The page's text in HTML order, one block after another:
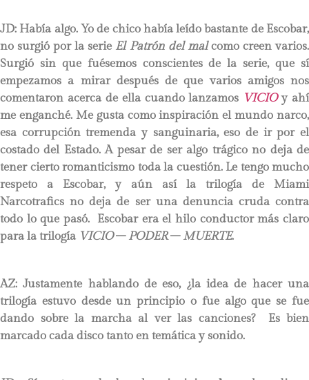
JD: Había algo. Yo de chico había leído bastante de Escobar,
no surgió por la serie El Patrón del malcomo creen varios.
Surgió sin que fuésemos conscientes de la serie, que sí
empezamos a mirar después de que varios amigos nos
comentaron acerca de ella cuando lanzamos VICIOy ahí
me enganché. Me gusta como inspiración el mundo narco,
esa corrupción tremenda y sanguinaria, eso de ir por el
costado del Estado. A pesar de ser algo trágico no deja de
tener cierto romanticismo toda la cuestión. Le tengo mucho
respeto a Escobar, y aún así la trilogía de Miami
Narcotrafics no deja de ser una denuncia cruda contra
todo lo que pasó.
Escobar era el hilo conductor más claro
para la trilogía VICIO– PODER– MUERTE.
AZ: Justamente hablando de eso, ¿la idea de hacer una
trilogía estuvo desde un principio o fue algo que se fue
dando sobre la marcha al ver las canciones? Es bien
marcado cada disco tanto en temática y sonido.